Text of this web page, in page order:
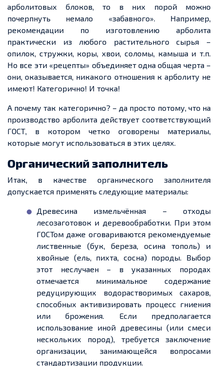
арболитовых блоков, то в них порой можно
почерпнуть немало «забавного». Например,
рекомендации по изготовлению арболита
практически из любого растительного сырья –
опилок, стружки, коры, хвои, соломы, камыша и т.п.
Но все эти «рецепты» объединяет одна общая черта –
они, оказывается, никакого отношения к арболиту не
имеют! Категорично! И точка!
А почему так категорично? – да просто потому, что на
производство арболита действует соответствующий
ГОСТ, в котором четко оговорены материалы,
которые могут использоваться в этих целях.
Органический заполнитель
Итак, в качестве органического заполнителя
допускается применять следующие материалы:
Древесина измельчённая – отходы
лесозаготовок и деревообработки. При этом
ГОСТом даже оговариваются рекомендуемые
лиственные (бук, береза, осина тополь) и
хвойные (ель, пихта, сосна) породы. Выбор
этот неслучаен – в указанных породах
отмечается минимальное содержание
редуцирующих водорастворимых сахаров,
способных активизировать процесс гниения
или брожения. Если предполагается
использование иной древесины (или смеси
нескольких пород), требуется заключение
организации, занимающейся вопросами
стандартизации продукции.